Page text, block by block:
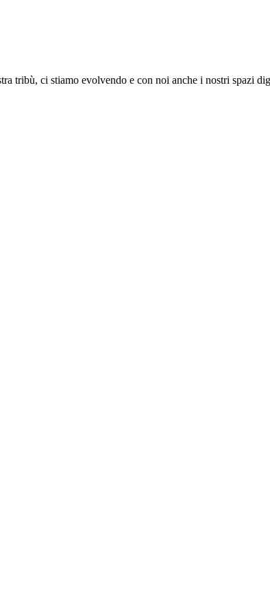
tribù, ci stiamo evolvendo e con noi anche i nostri spazi